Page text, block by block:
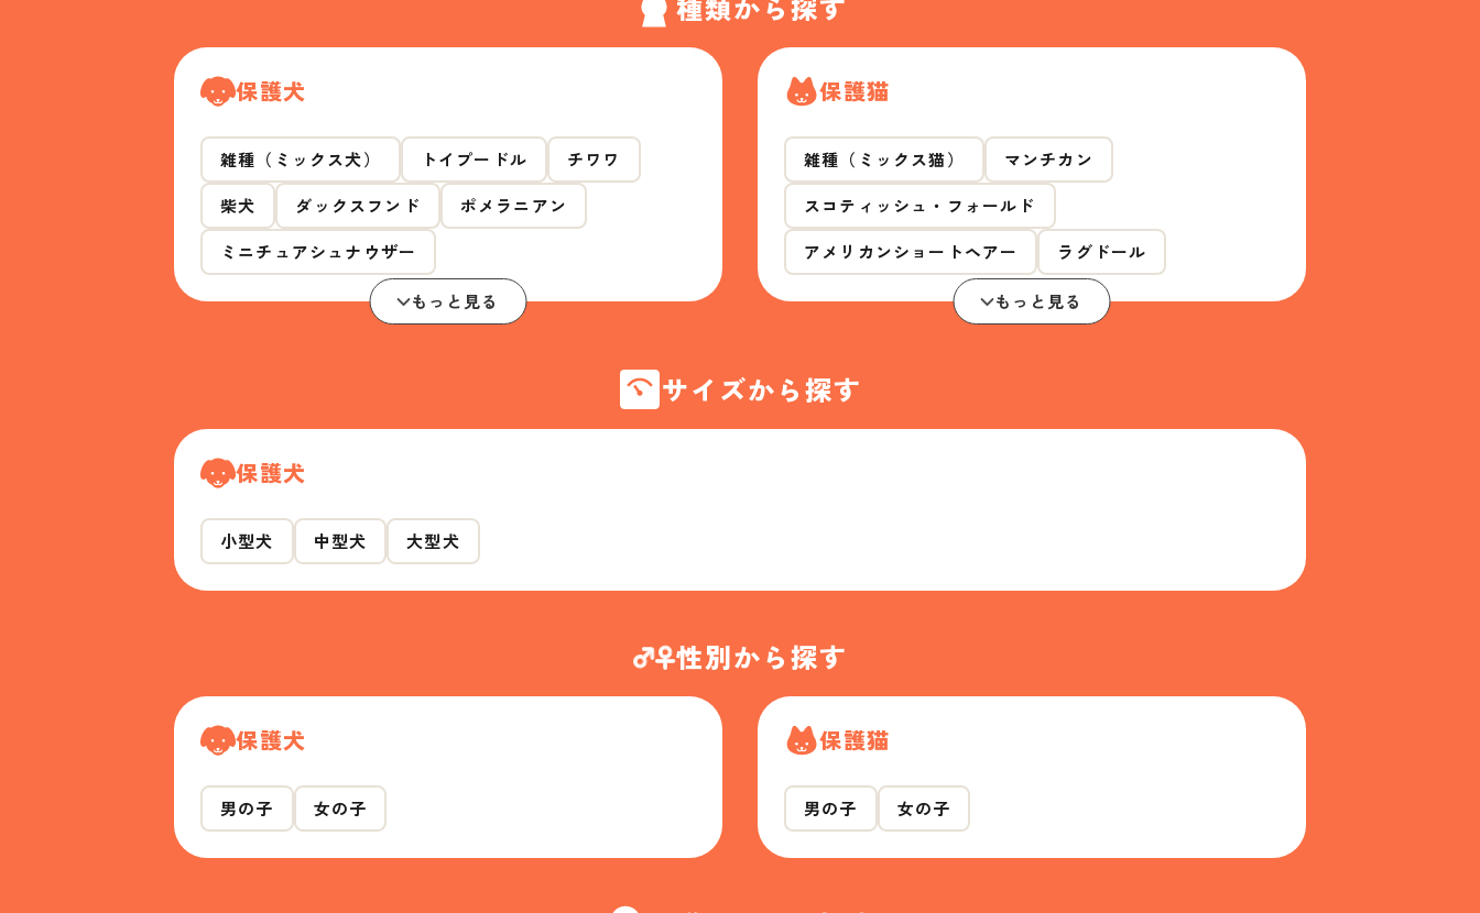
保護犬
雑種（ミックス犬） トイプードル
チワワ
柴犬
ダックスフンド
ポメラニアン
ミニチュアシュナウザー
もっと見る
保護猫
雑種（ミックス猫）
マンチカン
スコティッシュ・フォールド
アメリカンショートヘアー
ラグドール
もっと見る
サイズから探す
保護犬
小型犬 中型犬 大型犬
性別から探す
保護犬
男の子 女の子
保護猫
男の子 女の子